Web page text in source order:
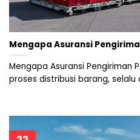
Mengapa Asuransi
Mengapa Asuransi Pengiriman
proses distribusi barang, selalu